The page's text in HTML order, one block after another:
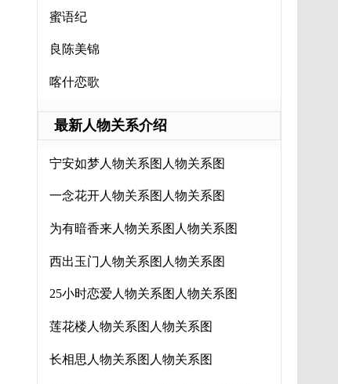
蜜语纪
良陈美锦
喀什恋歌
最新人物关系介绍
宁安如梦人物关系图人物关系图
一念花开人物关系图人物关系图
为有暗香来人物关系图人物关系图
西出玉门人物关系图人物关系图
25小时恋爱人物关系图人物关系图
莲花楼人物关系图人物关系图
长相思人物关系图人物关系图